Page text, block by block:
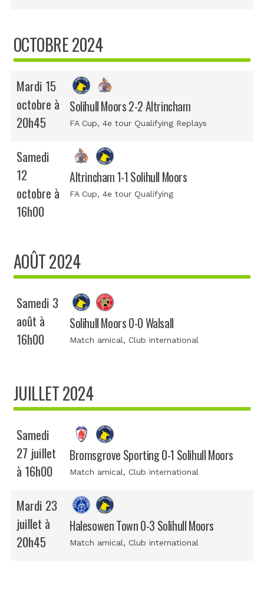
OCTOBRE 2024
Mardi 15
octobre à
20h45
Solihull Moors 2-2 Altrincham
FA Cup, 4e tour Qualifying Replays
Samedi
12
octobre à
16h00
Altrincham 1-1 Solihull Moors
FA Cup, 4e tour Qualifying
AOÛT 2024
Samedi 3
août à
16h00
Solihull Moors 0-0 Walsall
Match amical, Club international
JUILLET 2024
Samedi
27 juillet
à 16h00
Bromsgrove Sporting 0-1 Solihull Moors
Match amical, Club international
Mardi 23
juillet à
20h45
Halesowen Town 0-3 Solihull Moors
Match amical, Club international